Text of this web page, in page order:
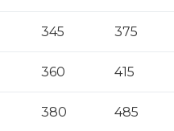
345 375
360 415
380 485